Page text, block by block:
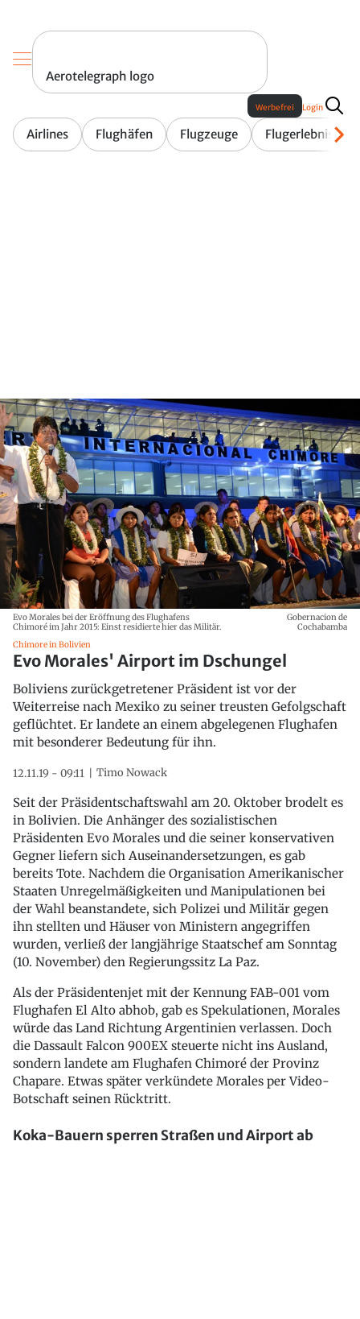
Aerotelegraph logo
Airlines Flughäfen Flugzeuge Flugerlebnis
Werbefrei Login
Evo Morales bei der Eröffnung des Flughafens
Chimoré im Jahr 2015: Einst residierte hier das Militär.
Gobernacion de
Cochabamba
Chimore in Bolivien
Evo Morales' Airport im Dschungel
Boliviens zurückgetretener Präsident ist vor der
Weiterreise nach Mexiko zu seiner treusten Gefolgschaft
geflüchtet. Er landete an einem abgelegenen Flughafen
mit besonderer Bedeutung für ihn.
12.11.19 - 09:11 Timo Nowack
Seit der Präsidentschaftswahl am 20. Oktober brodelt es
in Bolivien. Die Anhänger des sozialistischen
Präsidenten Evo Morales und die seiner konservativen
Gegner liefern sich Auseinandersetzungen, es gab
bereits Tote. Nachdem die Organisation Amerikanischer
Staaten Unregelmäßigkeiten und Manipulationen bei
der Wahl beanstandete, sich Polizei und Militär gegen
ihn stellten und Häuser von Ministern angegriffen
wurden, verließ der langjährige Staatschef am Sonntag
(10. November) den Regierungssitz La Paz.
Als der Präsidentenjet mit der Kennung FAB-001 vom
Flughafen El Alto abhob, gab es Spekulationen, Morales
würde das Land Richtung Argentinien verlassen. Doch
die Dassault Falcon 900EX steuerte nicht ins Ausland,
sondern landete am Flughafen Chimoré der Provinz
Chapare. Etwas später verkündete Morales per Video-
Botschaft seinen Rücktritt.
Koka-Bauern sperren Straßen und Airport ab